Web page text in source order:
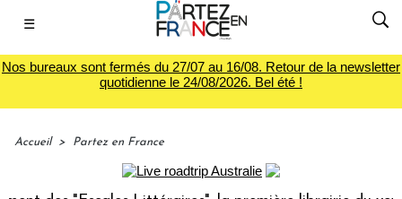
☰
Nos bureaux sont fermés du 27/07 au 16/08. Retour de la newsletter
quotidienne le 24/08/2026. Bel été !
Accueil > Partez en France